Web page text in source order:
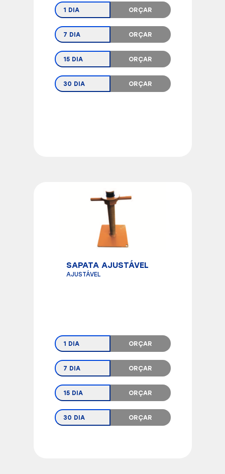
1 DIA ORÇAR
7 DIA ORÇAR
15 DIA ORÇAR
30 DIA ORÇAR
SAPATA AJUSTÁVEL
AJUSTÁVEL
1 DIA ORÇAR
7 DIA ORÇAR
15 DIA ORÇAR
30 DIA ORÇAR